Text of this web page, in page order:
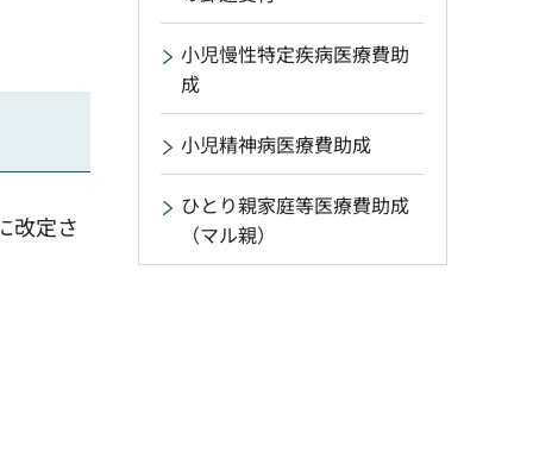
改定さ
小児慢性特定疾病医療費助
成
小児精神病医療費助成
ひとり親家庭等医療費助成
（マル親）